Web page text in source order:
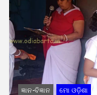
ଜ୍ଞାନ-ବିଜ୍ଞାନ ମୋ ଓଡ଼ିଶା